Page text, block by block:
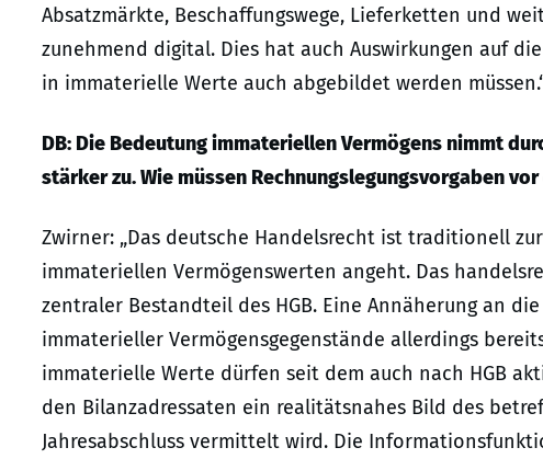
Absatzmärkte, Beschaffungswege, Lieferketten und
zunehmend digital. Dies hat auch Auswirkungen auf
in immaterielle Werte auch abgebildet werden
DB: Die Bedeutung immateriellen Vermögens nimmt
stärker zu. Wie müssen Rechnungslegungsvorgaben
Zwirner: „Das deutsche Handelsrecht ist traditionell
immateriellen Vermögenswerten angeht. Das
zentraler Bestandteil des HGB. Eine Annäherung an
immaterieller Vermögensgegenstände allerdings
immaterielle Werte dürfen seit dem auch nach HGB
den Bilanzadressaten ein realitätsnahes Bild des
Jahresabschluss vermittelt wird. Die